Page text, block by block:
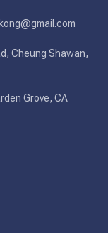
Cheung Shawan,
Grove, CA